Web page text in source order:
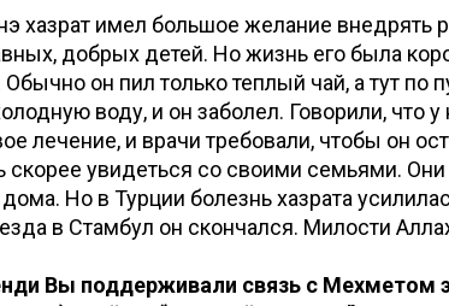
хазрат имел большое желание внедрять
добрых детей. Но жизнь его была
он пил только теплый чай, а тут по
воду, и он заболел. Говорили, что
лечение, и врачи требовали, чтобы он
скорее увидеться со своими семьями. Они
Но в Турции болезнь хазрата
в Стамбул он скончался. Милости
Вы поддерживали связь с Мехметом